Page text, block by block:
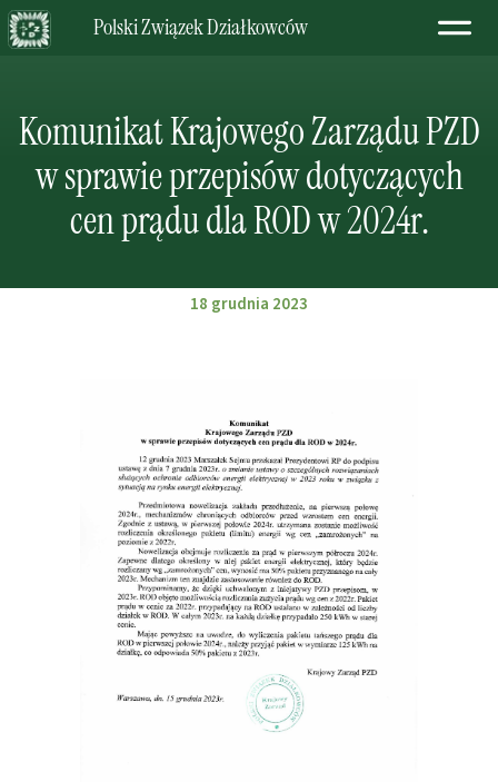
Polski Związek Działkowców
Komunikat Krajowego Zarządu PZD
w sprawie przepisów dotyczących
cen prądu dla ROD w 2024r.
18 grudnia 2023